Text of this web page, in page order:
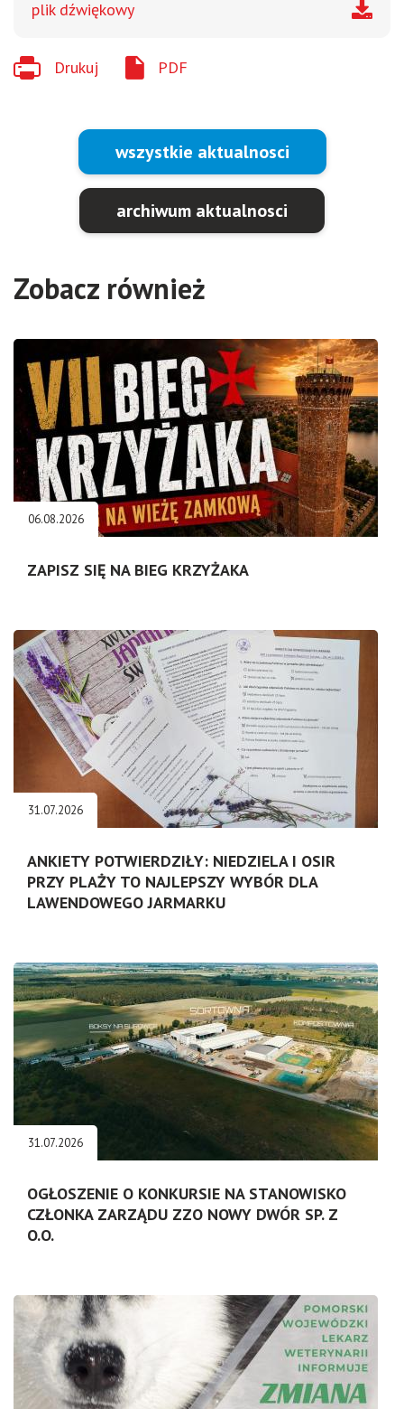
plik dźwiękowy
Drukuj PDF
wszystkie aktualnosci
archiwum aktualnosci
Zobacz również
06.08.2026
ZAPISZ SIĘ NA BIEG KRZYŻAKA
31.07.2026
ANKIETY POTWIERDZIŁY: NIEDZIELA I OSIR
PRZY PLAŻY TO NAJLEPSZY WYBÓR DLA
LAWENDOWEGO JARMARKU
31.07.2026
OGŁOSZENIE O KONKURSIE NA STANOWISKO
CZŁONKA ZARZĄDU ZZO NOWY DWÓR SP. Z
O.O.